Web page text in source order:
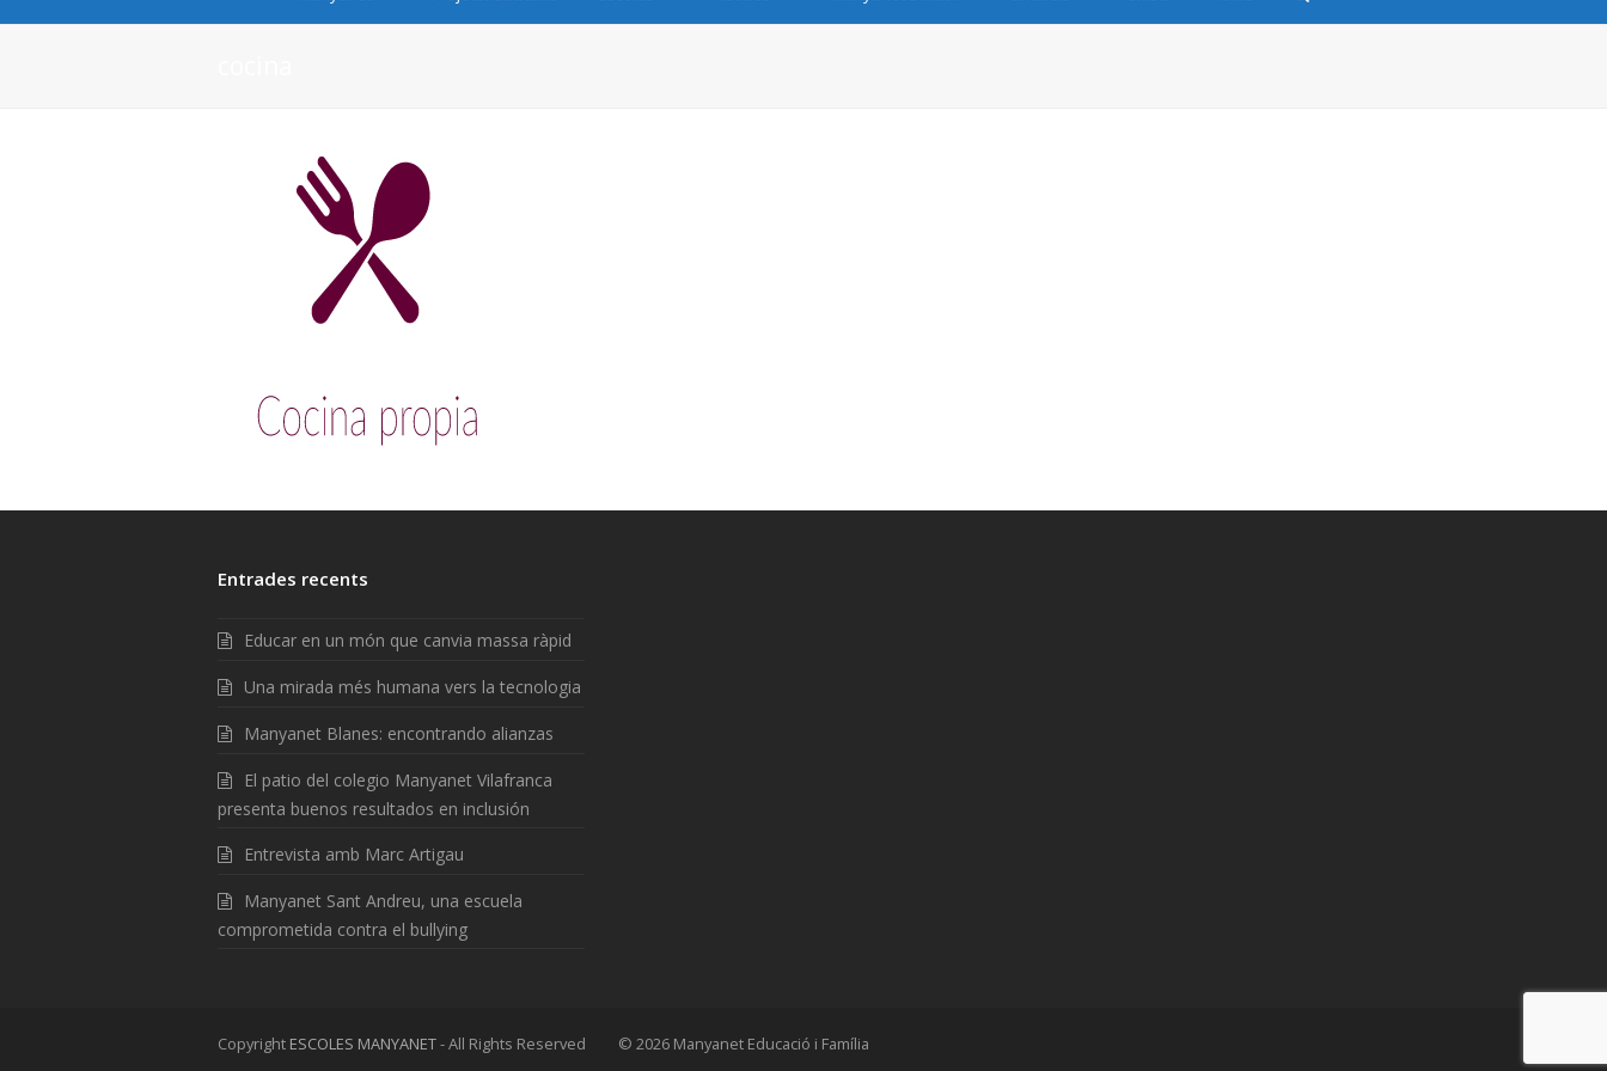
Entrades recents
Educar en un món que canvia massa ràpid
Una mirada més humana vers la tecnologia
Manyanet Blanes: encontrando alianzas
El patio del colegio Manyanet Vilafranca
presenta buenos resultados en inclusión
Entrevista amb Marc Artigau
Manyanet Sant Andreu, una escuela
comprometida contra el bullying
Copyright ESCOLES MANYANET- All Rights Reserved © 2026 Manyanet Educació i Família